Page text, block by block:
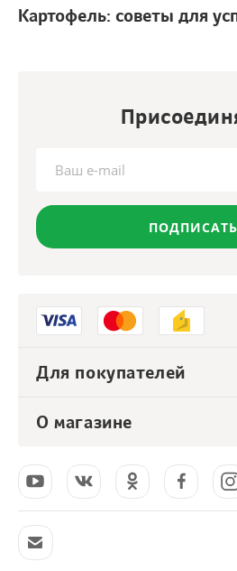
Для покупателей
О магазине